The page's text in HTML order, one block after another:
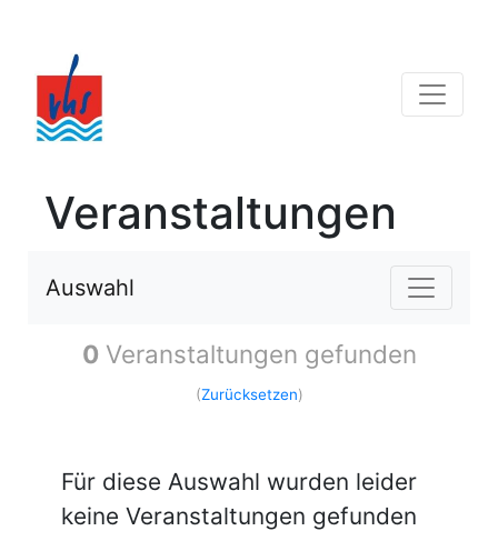
Veranstaltungen
Auswahl
0 Veranstaltungen gefunden
(Zurücksetzen)
Für diese Auswahl wurden leider
keine Veranstaltungen gefunden